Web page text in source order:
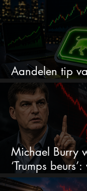
Aandelen tip
markt
Michael Burry
‘Trumps
doen er niet